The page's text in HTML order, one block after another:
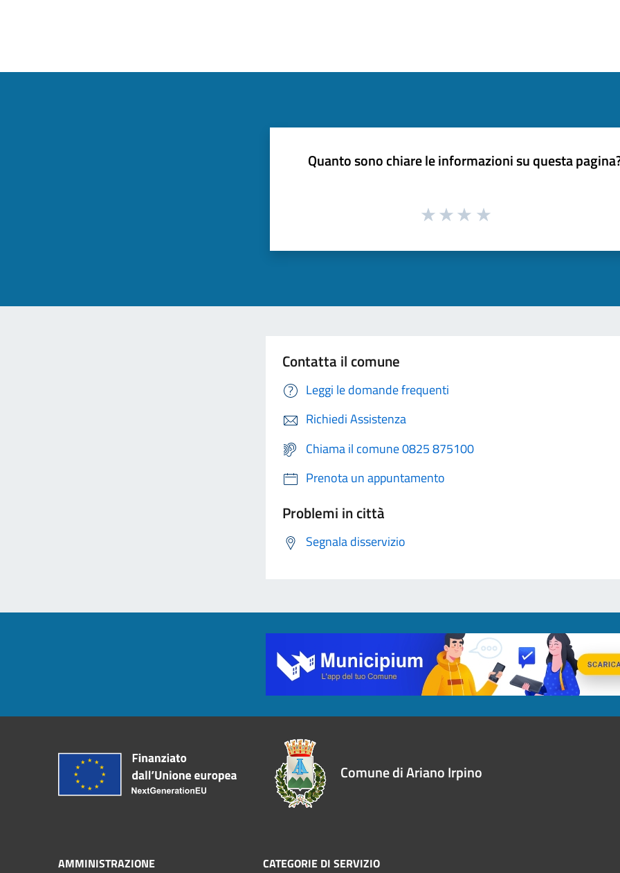
Quanto sono chiare le informazioni su questa
Contatta il comune
Leggi le domande frequenti
Richiedi Assistenza
Chiama il comune 0825 875100
Prenota un appuntamento
Problemi in città
Segnala disservizio
Comune di Ariano Irpino
AMMINISTRAZIONE CATEGORIE DI SERVIZIO